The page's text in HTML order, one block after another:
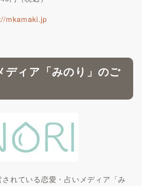
mkamaki.jp
ディア「みのり」のご
れている恋愛・占いメディア「み